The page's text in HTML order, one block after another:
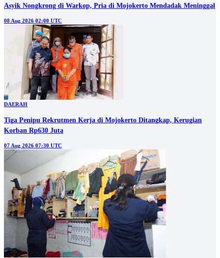
Asyik Nongkrong di Warkop, Pria di Mojokerto Mendadak Meninggal
08 Aug 2026 02:00 UTC
DAERAH
Tiga Penipu Rekrutmen Kerja di Mojokerto Ditangkap, Kerugian
Korban Rp630 Juta
07 Aug 2026 07:30 UTC